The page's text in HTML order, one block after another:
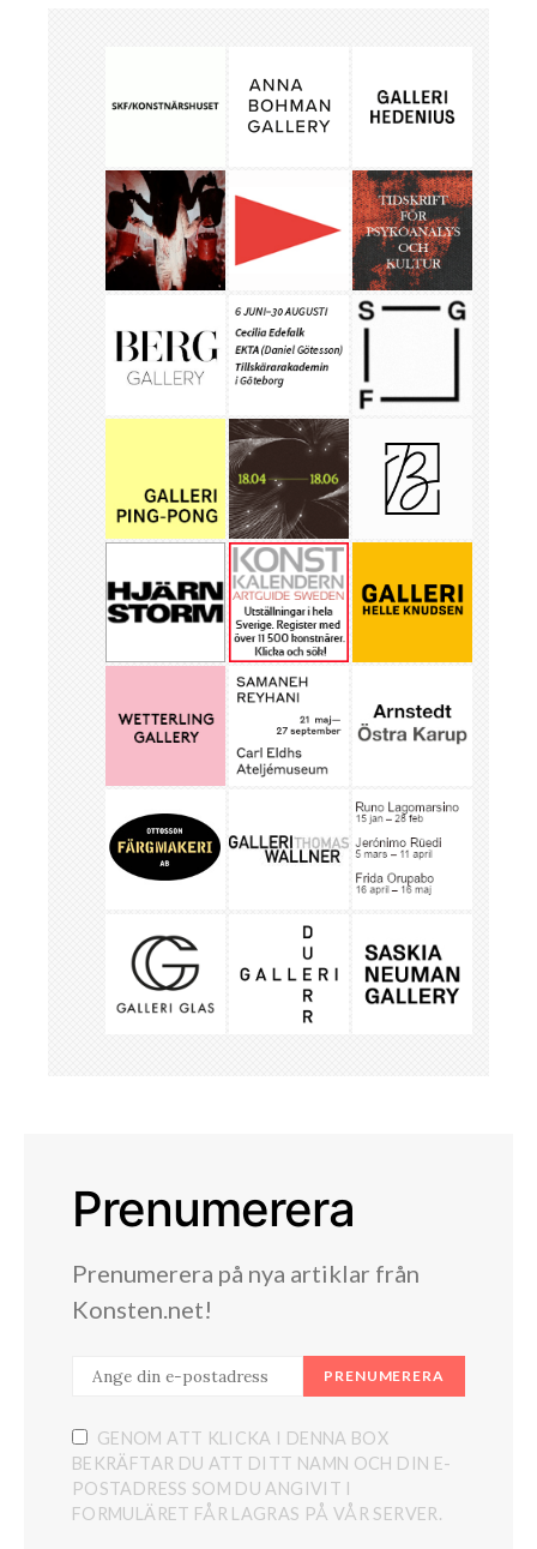
Prenumerera
Prenumerera på nya artiklar från
Konsten.net!
PRENUMERERA
GENOM ATT KLICKA I DENNA BOX
BEKRÄFTAR DU ATT DITT NAMN OCH DIN E-
POSTADRESS SOM DU ANGIVIT I
FORMULÄRET FÅR LAGRAS PÅ VÅR SERVER.